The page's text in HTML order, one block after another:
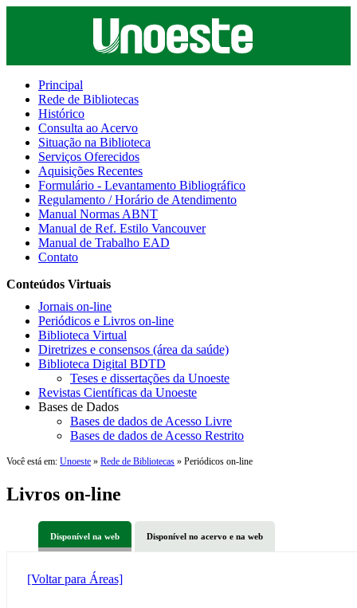
Principal
Rede de Bibliotecas
Histórico
Consulta ao Acervo
Situação na Biblioteca
Serviços Oferecidos
Aquisições Recentes
Formulário - Levantamento Bibliográfico
Regulamento / Horário de Atendimento
Manual Normas ABNT
Manual de Ref. Estilo Vancouver
Manual de Trabalho EAD
Contato
Conteúdos Virtuais
Jornais on-line
Periódicos e Livros on-line
Biblioteca Virtual
Diretrizes e consensos (área da saúde)
Biblioteca Digital BDTD
Teses e dissertações da Unoeste
Revistas Científicas da Unoeste
Bases de Dados
Bases de dados de Acesso Livre
Bases de dados de Acesso Restrito
Você está em: Unoeste » Rede de Bibliotecas » Periódicos on-line
Livros on-line
Disponível na web Disponível no acervo e na web
[Voltar para Áreas]